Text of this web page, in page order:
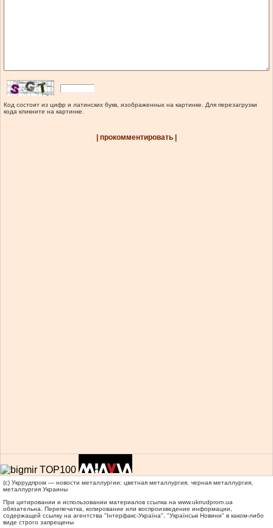
Код состоит из цифр и латинских букв, изображенных на картинке. Для перезагрузки
кода кликните на картинке.
| прокомментировать |
(c) Укррудпром — новости металлургии: цветная металлургия, черная металлургия,
металлургия Украины
При цитировании и использовании материалов ссылка на www.ukrrudprom.ua
обязательна. Перепечатка, копирование или воспроизведение информации,
содержащей ссылку на агентства "Iнтерфакс-Україна", "Українськi Новини" в каком-либо
виде строго запрещены